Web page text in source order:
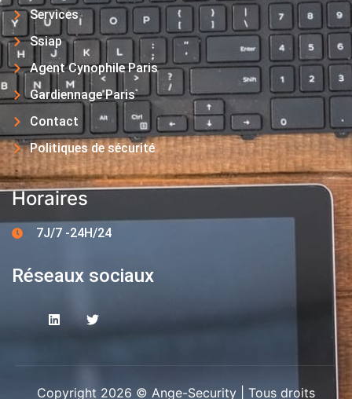
Services
Ssiap
Agent Cynophile Paris
Gardiennage Paris
Contact
Politiques de sécurité
Horaires
7J/7 -24H/24
Réseaux sociaux
Copyright 2026 © Ange-Security | Tous droits